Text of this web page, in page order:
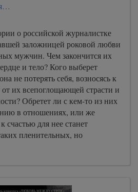
о российской журналистке
заложницей роковой любви
мужчин. Чем закончится их
и тело? Кого выберет
не потерять себя, возносясь к
от их всепоглощающей страсти и
Обретет ли с кем-то из них
в отношениях, или же
счастью для нее станет
пленительных, но